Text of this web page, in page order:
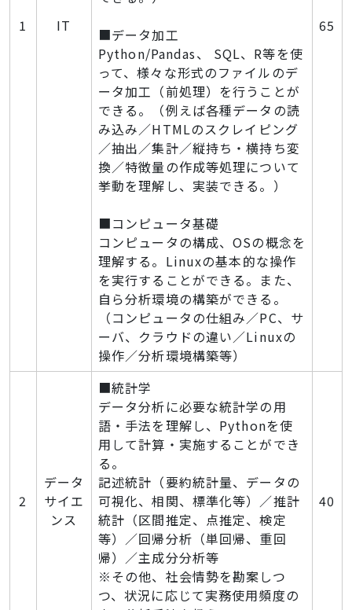
1 IT
■データ加工
Python/Pandas、 SQL、R等を使
って、様々な形式のファイルのデ
ータ加工（前処理）を行うことが
できる。（例えば各種データの読
み込み／HTMLのスクレイピング
／抽出／集計／縦持ち・横持ち変
換／特徴量の作成等処理について
挙動を理解し、実装できる。）
■コンピュータ基礎
コンピュータの構成、OSの概念を
理解する。Linuxの基本的な操作
を実行することができる。また、
自ら分析環境の構築ができる。
（コンピュータの仕組み／PC、サ
ーバ、クラウドの違い／Linuxの
操作／分析環境構築等）
65
2
データ
サイエ
ンス
■統計学
データ分析に必要な統計学の用
語・手法を理解し、Pythonを使
用して計算・実施することができ
る。
記述統計（要約統計量、データの
可視化、相関、標準化等）／推計
統計（区間推定、点推定、検定
等）／回帰分析（単回帰、重回
帰）／主成分分析等
※その他、社会情勢を勘案しつ
つ、状況に応じて実務使用頻度の
40